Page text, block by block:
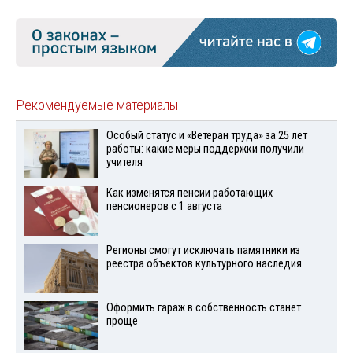
Рекомендуемые материалы
Особый статус и «Ветеран труда» за 25 лет
работы: какие меры поддержки получили
учителя
Как изменятся пенсии работающих
пенсионеров с 1 августа
Регионы смогут исключать памятники из
реестра объектов культурного наследия
Оформить гараж в собственность станет
проще